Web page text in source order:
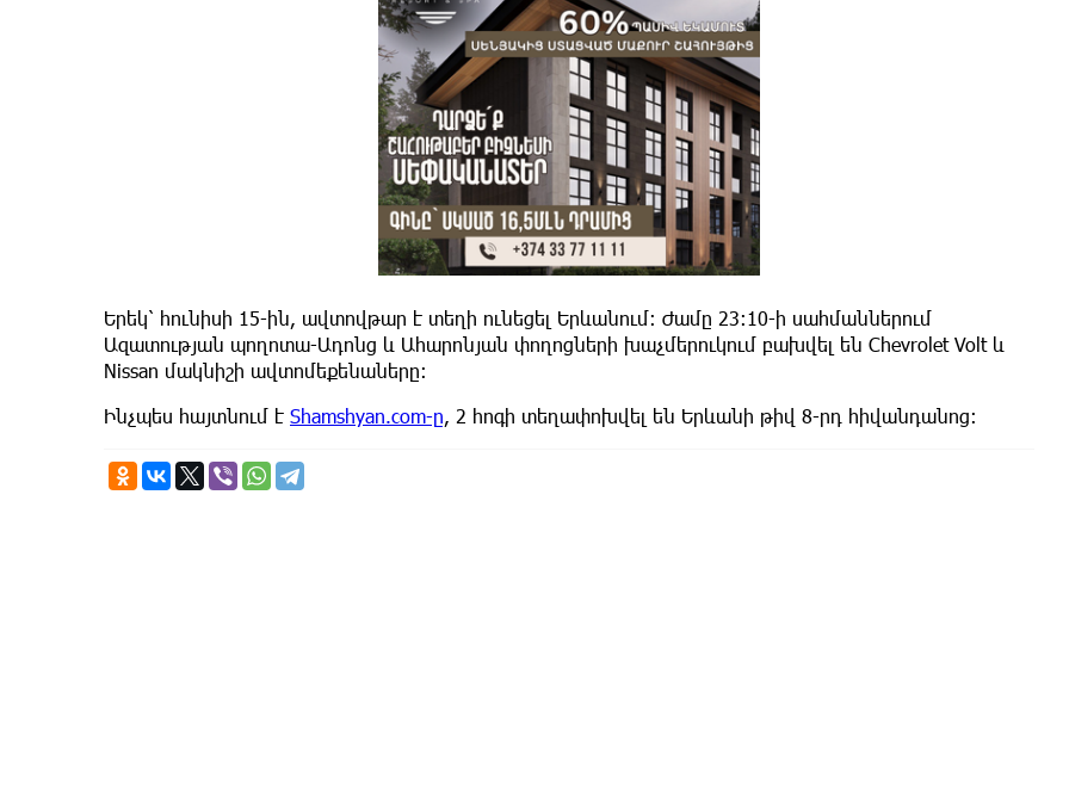
Երեկ՝ հունիսի 15-ին, ավտովթար է տեղի ունեցել Երևանում։ Ժամը 23:10-ի սահմաններում
Ազատության պողոտա-Ադոնց և Ահարոնյան փողոցների խաչմերուկում բախվել են Chevrolet Volt և
Nissan մակնիշի ավտոմեքենաները։
Ինչպես հայտնում է Shamshyan.com-ը, 2 հոգի տեղափոխվել են Երևանի թիվ 8-րդ հիվանդանոց։